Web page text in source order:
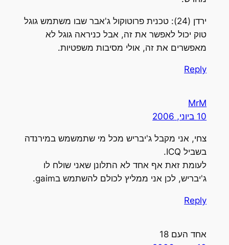
ירדן (24): טכנית פרוטוקול ג'אבר שבו משתמש גוגל
טוק יכול לאפשר את זה, אבל כניראה גוגל לא
מאפשרים את זה, אולי מסיבות משפטיות.
Reply
MrM
10 ביוני, 2006
צחי, אני מקבל ג'יבריש מכל מי שתמשמש במירנדה
בשביל ICQ.
לעומת זאת אף אחד לא התלונן שאני שולח לו
ג'יבריש, לכן אני ממליץ לכולם להשתמש בgaim.
Reply
אחד העם 18